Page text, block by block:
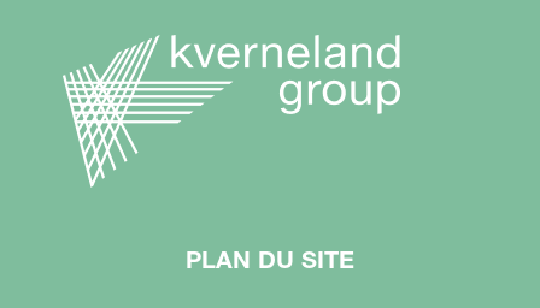
PLAN DU SITE